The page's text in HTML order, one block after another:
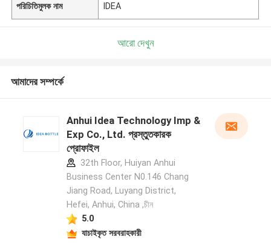
পরিচিতিমুলক নাম IDEA
আরো দেখুন
আমাদের সম্পর্কে
Anhui Idea Technology Imp &
Exp Co., Ltd. প্রস্তুতকারক
প্রোফাইল
32th Floor, Huiyan Anhui
Business Center N0.146 Chang
Jiang Road, Luyang District,
Hefei, Anhui, China ,চীন
5.0
যাচাইকৃত সরবরাহকারী